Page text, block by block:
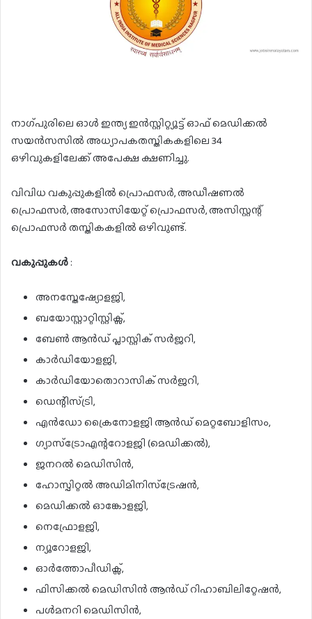
നാഗ്പുരിലെ ഓൾ ഇന്ത്യ ഇൻസ്റ്റിറ്റ്യൂട്ട് ഓഫ് മെഡിക്കൽ
സയൻസസിൽ അധ്യാപകതസ്തികകളിലെ 34
ഒഴിവുകളിലേക്ക് അപേക്ഷ ക്ഷണിച്ചു.
വിവിധ വകുപ്പുകളിൽ പ്രൊഫസർ, അഡീഷണൽ
പ്രൊഫസർ, അസോസിയേറ്റ് പ്രൊഫസർ, അസിസ്റ്റന്റ്
പ്രൊഫസർ തസ്തികകളിൽ ഒഴിവുണ്ട്.
വകുപ്പുകൾ:
അനസ്തേഷ്യോളജി,
ബയോസ്റ്റാറ്റിസ്റ്റിക്സ്,
ബേൺ ആൻഡ് പ്ലാസ്റ്റിക് സർജറി,
കാർഡിയോളജി,
കാർഡിയോതൊറാസിക് സർജറി,
ഡെന്റിസ്ട്രി,
എൻഡോ ക്രൈനോളജി ആൻഡ് മെറ്റബോളിസം,
ഗ്യാസ്ട്രോഎന്ററോളജി (മെഡിക്കൽ),
ജനറൽ മെഡിസിൻ,
ഹോസ്പിറ്റൽ അഡിമിനിസ്ട്രേഷൻ,
മെഡിക്കൽ ഓങ്കോളജി,
നെഫ്രോളജി,
ന്യൂറോളജി,
ഓർത്തോപീഡിക്സ്,
ഫിസിക്കൽ മെഡിസിൻ ആൻഡ് റിഹാബിലിറ്റേഷൻ,
പൾമനറി മെഡിസിൻ,